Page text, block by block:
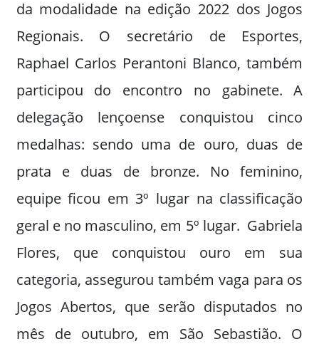
da modalidade na edição 2022 dos Jogos
Regionais. O secretário de Esportes,
Raphael Carlos Perantoni Blanco, também
participou do encontro no gabinete. A
delegação lençoense conquistou cinco
medalhas: sendo uma de ouro, duas de
prata e duas de bronze. No feminino,
equipe ficou em 3º lugar na classificação
geral e no masculino, em 5º lugar. Gabriela
Flores, que conquistou ouro em sua
categoria, assegurou também vaga para os
Jogos Abertos, que serão disputados no
mês de outubro, em São Sebastião. O